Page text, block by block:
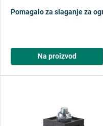
Pomagalo za slaganje za
Na proizvod